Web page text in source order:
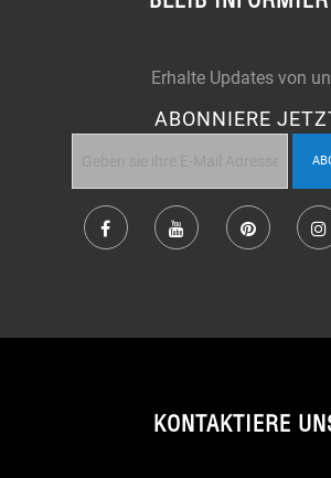
Erhalte Updates von
ABONNIERE
KONTAKTIERE